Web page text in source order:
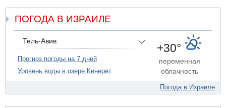
07.08.2026 19:14
Скончался водитель, врезавшийся в стену в
Иерусалиме
07.08.2026 17:57
Подозреваемый в домогательствах в хостеле - Гильбоа
Дахан
07.08.2026 17:55
коррупционных отношениях с Йоавом Элиаси
ПОГОДА В ИЗРАИЛЕ
Тель-Авив
Прогноз погоды на 7 дней
Уровень воды в озере Кинерет
+30°
переменная
облачность
Погода в Израиле